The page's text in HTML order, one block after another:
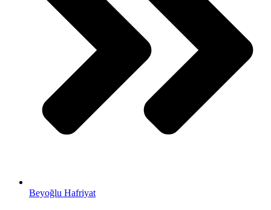
Beyoğlu Hafriyat